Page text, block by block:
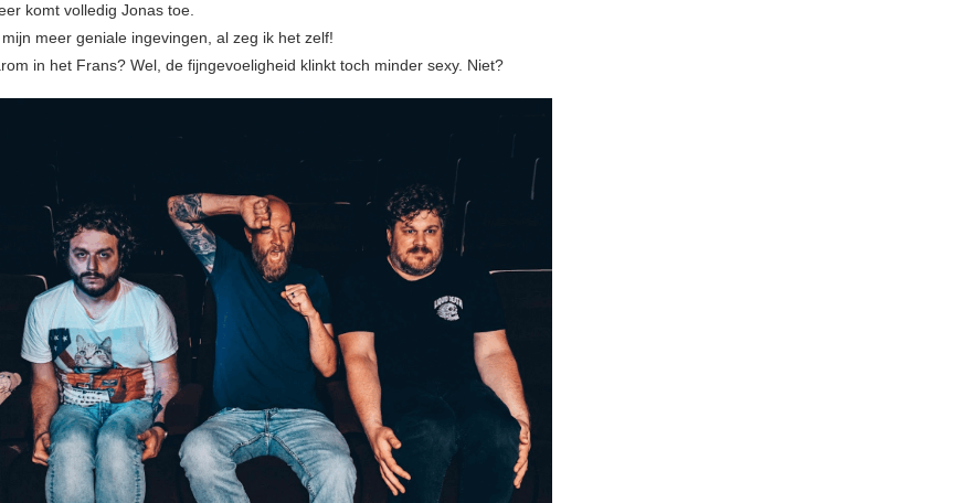
komt volledig Jonas toe.
meer geniale ingevingen, al zeg ik het zelf!
in het Frans? Wel, de fijngevoeligheid klinkt toch minder sexy. Niet?